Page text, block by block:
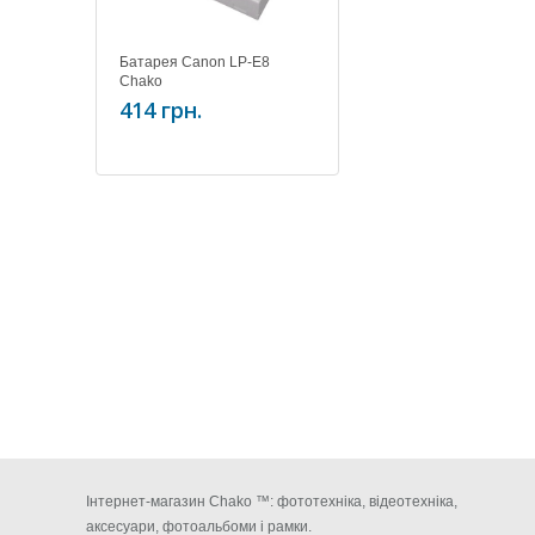
Батарея Canon LP-E8
Chako
414 грн.
Інтернет-магазин Chako ™: фототехніка, відеотехніка,
аксесуари, фотоальбоми і рамки.